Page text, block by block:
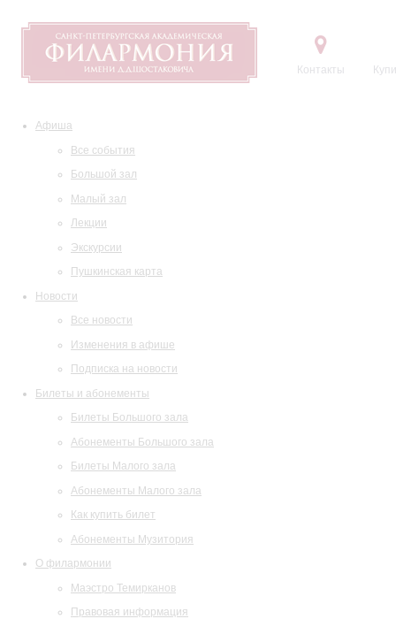
Контакты
Афиша
Все события
Большой зал
Малый зал
Лекции
Экскурсии
Пушкинская карта
Новости
Все новости
Изменения в афише
Подписка на новости
Билеты и абонементы
Билеты Большого зала
Абонементы Большого зала
Билеты Малого зала
Абонементы Малого зала
Как купить билет
Абонементы Музитория
О филармонии
Маэстро Темирканов
Правовая информация